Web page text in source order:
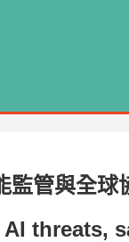
監管與全球
threats,